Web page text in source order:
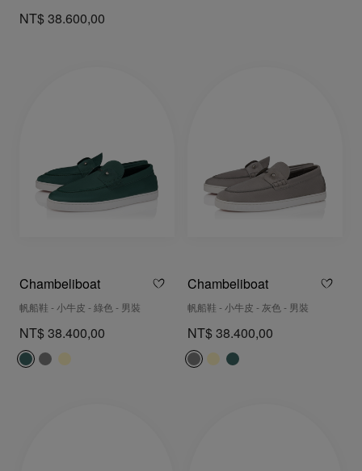
NT$ 38.600,00
Chambeliboat
帆船鞋 - 小牛皮 - 綠色 - 男裝
NT$ 38.400,00
Chambeliboat
帆船鞋 - 小牛皮 - 灰色 - 男裝
NT$ 38.400,00